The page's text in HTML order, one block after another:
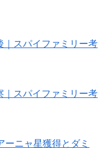
｜スパイファミリー考
｜スパイファミリー考
ーニャ星獲得とダミ